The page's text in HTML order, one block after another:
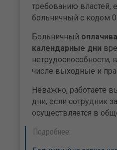
требованию властей,
больничный с кодом
Больничный
календарные дни
нетрудоспособности,
числе выходные и
Неважно, работаете
дни, если сотрудник
осуществляется в
Подробнее: